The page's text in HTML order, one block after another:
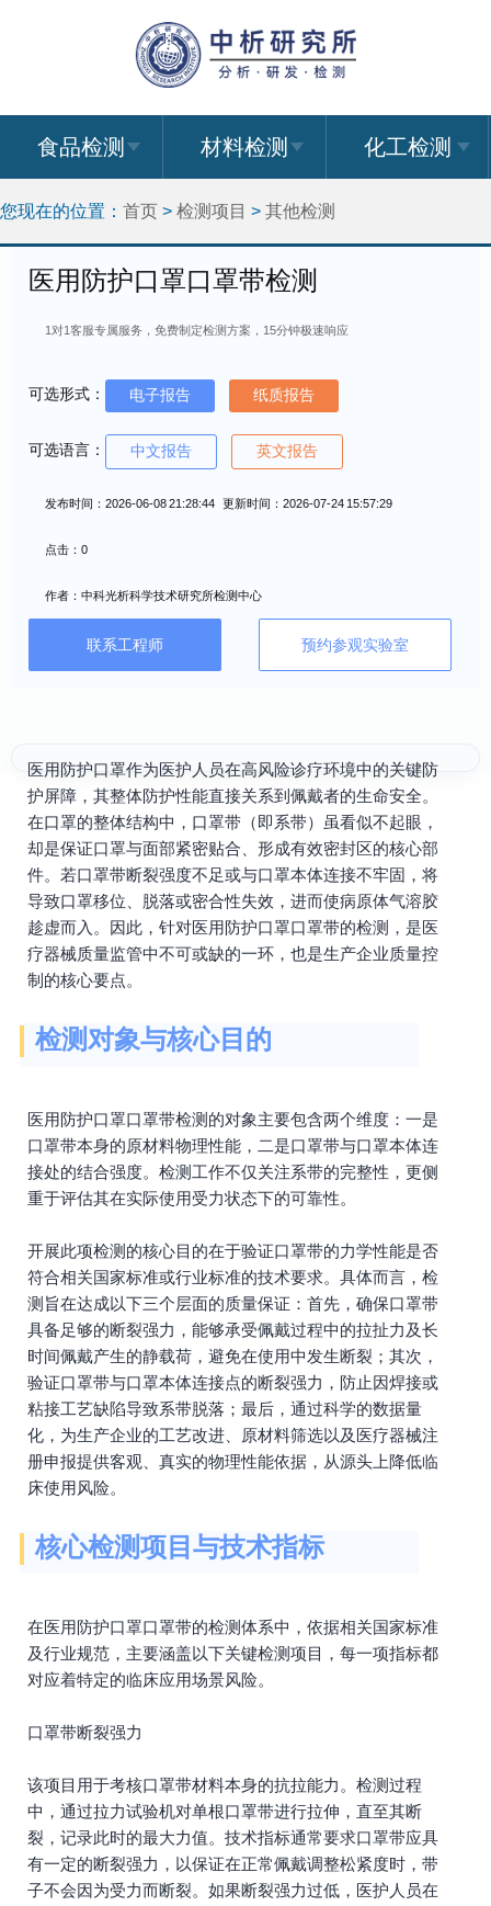
食品检测 材料检测 化工检测
您现在的位置： 首页 > 检测项目 > 其他检测
医用防护口罩口罩带检测
1对1客服专属服务，免费制定检测方案，15分钟极速响应
可选形式： 电子报告 纸质报告
可选语言： 中文报告 英文报告
发布时间：2026-06-08 21:28:44 更新时间：2026-07-24 15:57:29
点击：0
作者：中科光析科学技术研究所检测中心
联系工程师 预约参观实验室
医用防护口罩作为医护人员在高风险诊疗环境中的关键防
护屏障，其整体防护性能直接关系到佩戴者的生命安全。
在口罩的整体结构中，口罩带（即系带）虽看似不起眼，
却是保证口罩与面部紧密贴合、形成有效密封区的核心部
件。若口罩带断裂强度不足或与口罩本体连接不牢固，将
导致口罩移位、脱落或密合性失效，进而使病原体气溶胶
趁虚而入。因此，针对医用防护口罩口罩带的检测，是医
疗器械质量监管中不可或缺的一环，也是生产企业质量控
制的核心要点。
检测对象与核心目的
医用防护口罩口罩带检测的对象主要包含两个维度：一是
口罩带本身的原材料物理性能，二是口罩带与口罩本体连
接处的结合强度。检测工作不仅关注系带的完整性，更侧
重于评估其在实际使用受力状态下的可靠性。
开展此项检测的核心目的在于验证口罩带的力学性能是否
符合相关国家标准或行业标准的技术要求。具体而言，检
测旨在达成以下三个层面的质量保证：首先，确保口罩带
具备足够的断裂强力，能够承受佩戴过程中的拉扯力及长
时间佩戴产生的静载荷，避免在使用中发生断裂；其次，
验证口罩带与口罩本体连接点的断裂强力，防止因焊接或
粘接工艺缺陷导致系带脱落；最后，通过科学的数据量
化，为生产企业的工艺改进、原材料筛选以及医疗器械注
册申报提供客观、真实的物理性能依据，从源头上降低临
床使用风险。
核心检测项目与技术指标
在医用防护口罩口罩带的检测体系中，依据相关国家标准
及行业规范，主要涵盖以下关键检测项目，每一项指标都
对应着特定的临床应用场景风险。
口罩带断裂强力
该项目用于考核口罩带材料本身的抗拉能力。检测过程
中，通过拉力试验机对单根口罩带进行拉伸，直至其断
裂，记录此时的最大力值。技术指标通常要求口罩带应具
有一定的断裂强力，以保证在正常佩戴调整松紧度时，带
子不会因为受力而断裂。如果断裂强力过低，医护人员在